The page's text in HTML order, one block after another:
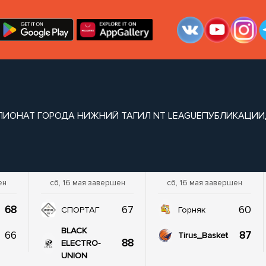
ГОРОДА НИЖНИЙ ТАГИЛ NT LEAGUEПУБЛИКАЦИИ
68
66
сб, 16 мая завершен
СПОРТАГ 67
BLACK
ELECTRO-
UNION
88
сб, 16 мая завершен
Горняк 60
Tirus_Basket 87